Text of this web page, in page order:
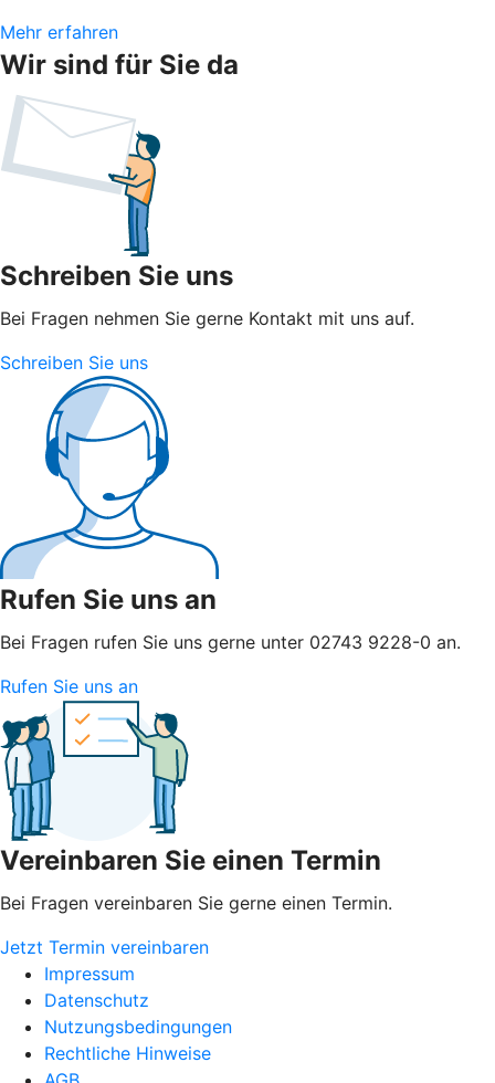
Mehr erfahren
Wir sind für Sie da
Schreiben Sie uns
Bei Fragen nehmen Sie gerne Kontakt mit uns auf.
Schreiben Sie uns
Rufen Sie uns an
Bei Fragen rufen Sie uns gerne unter 02743 9228-0 an.
Rufen Sie uns an
Vereinbaren Sie einen Termin
Bei Fragen vereinbaren Sie gerne einen Termin.
Jetzt Termin vereinbaren
Impressum
Datenschutz
Nutzungsbedingungen
Rechtliche Hinweise